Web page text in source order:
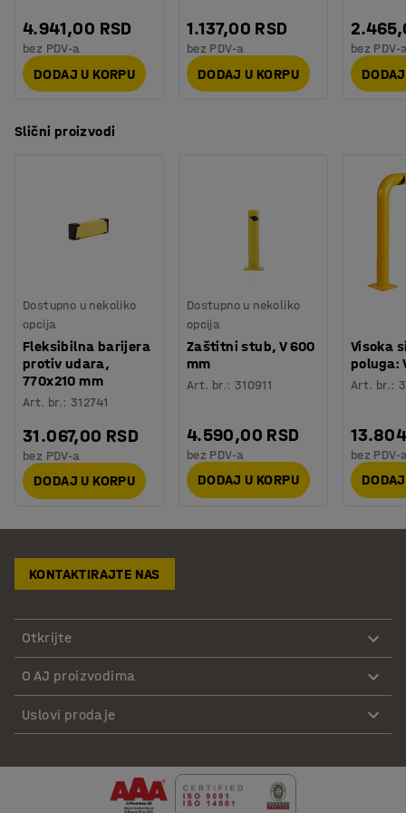
4.941,00 RSD
bez PDV-a
DODAJ U KORPU
1.137,00 RSD
bez PDV-a
DODAJ U KORPU
bez PDV-
Slični proizvodi
Dostupno u nekoliko
opcija
Fleksibilna barijera
protiv udara,
770x210 mm
Art. br.:312741
31.067,00 RSD
bez PDV-a
DODAJ U KORPU
Dostupno u nekoliko
opcija
Zaštitni stub, V 600
mm
Art. br.: 310911
4.590,00 RSD
bez PDV-a
DODAJ U KORPU
Visoka
poluga:
Art. br.:
bez PDV-
KONTAKTIRAJTE NAS
Otkrijte
O AJ proizvodima
Uslovi prodaje